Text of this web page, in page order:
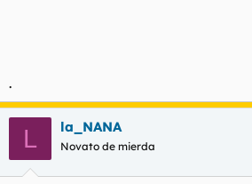
.
L la_NANA
Novato de mierda